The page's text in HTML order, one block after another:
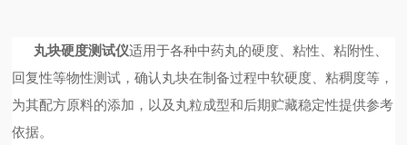
丸块硬度测试仪适用于各种中药丸的硬度、粘性、粘附性、
回复性等物性测试，确认丸块在制备过程中软硬度、粘稠度等，
为其配方原料的添加，以及丸粒成型和后期贮藏稳定性提供参考
依据。